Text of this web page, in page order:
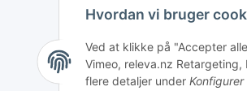
Hvordan vi bruger
Ved at klikke på "Accepter
Vimeo, releva.nz
flere detaljer under Konfigurer